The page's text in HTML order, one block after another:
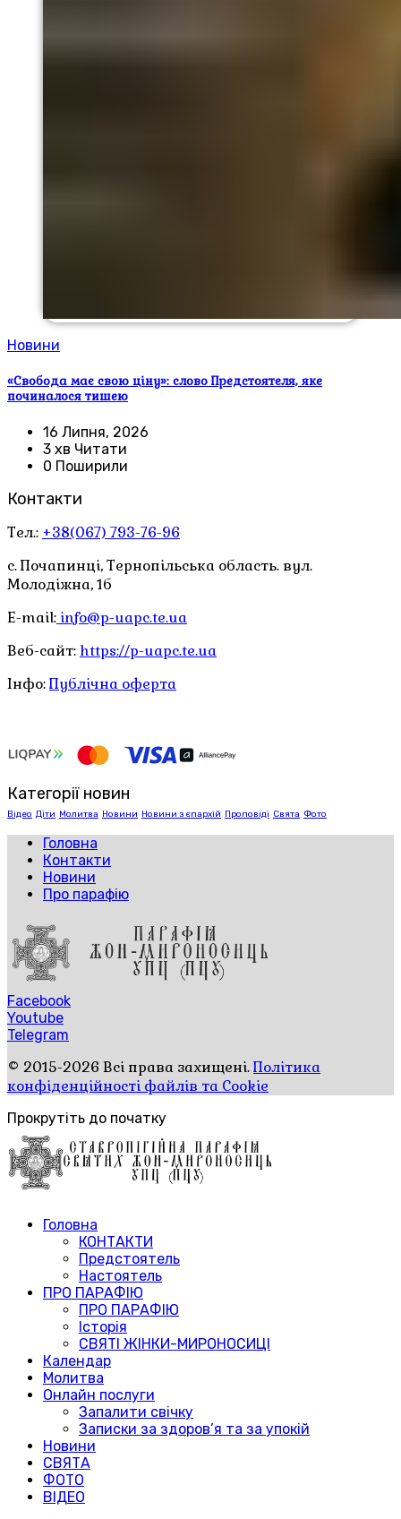
Новини
«Свобода має свою ціну»: слово Предстоятеля, яке
починалося тишею
16 Липня, 2026
3 хв Читати
0 Поширили
Контакти
Тел.: +38(067) 793-76-96
с. Почапинці, Тернопільська область. вул.
Молодіжна, 1б
E-mail: info@p-uapc.te.ua
Веб-сайт: https://p-uapc.te.ua
Інфо:Публічна оферта
Категорії новин
Відео Діти Молитва Новини Новини з єпархій Проповіді Свята Фото
Головна
Контакти
Новини
Про парафію
Facebook
Youtube
Telegram
© 2015-2026 Всі права захищені.Політика
конфіденційності файлів та Cookie
Прокрутіть до початку
Головна
КОНТАКТИ
Предстоятель
Настоятель
ПРО ПАРАФІЮ
ПРО ПАРАФІЮ
Історія
СВЯТІ ЖІНКИ-МИРОНОСИЦІ
Календар
Молитва
Онлайн послуги
Запалити свічку
Записки за здоров’я та за упокій
Новини
СВЯТА
ФОТО
ВІДЕО